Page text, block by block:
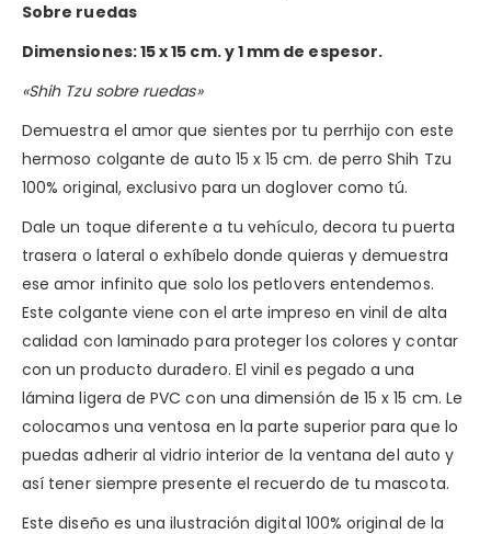
Sobre ruedas
Dimensiones: 15 x 15 cm. y 1 mm de espesor.
«Shih Tzu sobre ruedas»
Demuestra el amor que sientes por tu perrhijo con este
hermoso colgante de auto 15 x 15 cm. de perro Shih Tzu
100% original, exclusivo para un doglover como tú.
Dale un toque diferente a tu vehículo, decora tu puerta
trasera o lateral o exhíbelo donde quieras y demuestra
ese amor infinito que solo los petlovers entendemos.
Este colgante viene con el arte impreso en vinil de alta
calidad con laminado para proteger los colores y contar
con un producto duradero. El vinil es pegado a una
lámina ligera de PVC con una dimensión de 15 x 15 cm. Le
colocamos una ventosa en la parte superior para que lo
puedas adherir al vidrio interior de la ventana del auto y
así tener siempre presente el recuerdo de tu mascota.
Este diseño es una ilustración digital 100% original de la